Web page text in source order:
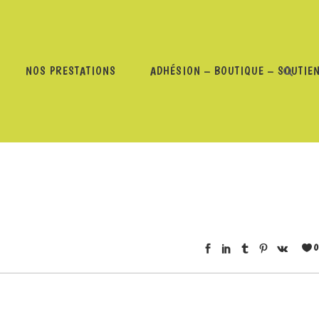
NOS PRESTATIONS ADHÉSION – BOUTIQUE –
0